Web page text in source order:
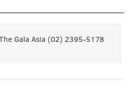
Gala Asia (02) 2395-5178